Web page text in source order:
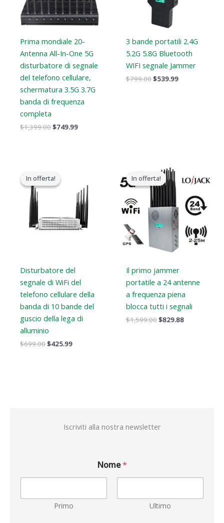
Prima mondiale 20-
Antenna All-In-One 5G
disturbatore di segnale
del telefono cellulare,
schermatura 3.5G 3.7G
banda di frequenza
completa
$1,399.00$749.99
3 bande portatili 2.4G
5.2G 5.8G Bluetooth
WIFI segnale Jammer
$799.00$539.99
In offerta!
In offerta!
Disturbatore del
segnale di WiFi del
telefono cellulare della
banda di 10 bande del
guscio della lega di
alluminio
$699.00
originale
era:
$425.99
$425.99.
In offerta!
In offerta!
Il primo jammer
portatile a 24 antenne
a frequenza piena
blocca tutti i segnali
$1,599.00
prezzo
originale
era:
$1,599.00.
$829.88
prezzo
attuale
$829.88.
Iscriviti alla nostra newsletter
Nome*
Primo Ultimo